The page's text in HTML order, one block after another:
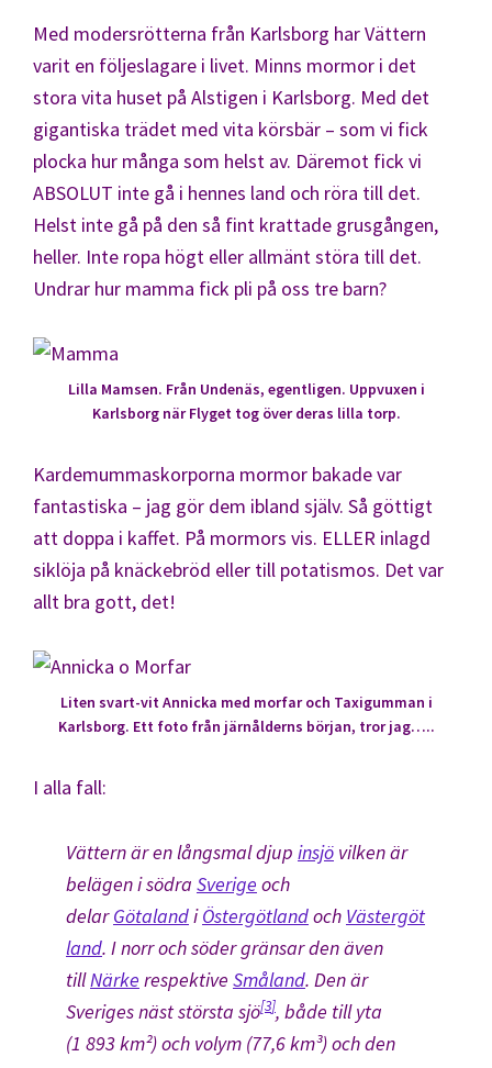
Med modersrötterna från Karlsborg har Vättern
varit en följeslagare i livet. Minns mormor i det
stora vita huset på Alstigen i Karlsborg. Med det
gigantiska trädet med vita körsbär – som vi fick
plocka hur många som helst av. Däremot fick vi
ABSOLUT inte gå i hennes land och röra till det.
Helst inte gå på den så fint krattade grusgången,
heller. Inte ropa högt eller allmänt störa till det.
Undrar hur mamma fick pli på oss tre barn?
Lilla Mamsen. Från Undenäs, egentligen. Uppvuxen i
Karlsborg när Flyget tog över deras lilla torp.
Kardemummaskorporna mormor bakade var
fantastiska – jag gör dem ibland själv. Så göttigt
att doppa i kaffet. På mormors vis. ELLER inlagd
siklöja på knäckebröd eller till potatismos. Det var
allt bra gott, det!
Liten svart-vit Annicka med morfar och Taxigumman i
Karlsborg. Ett foto från järnålderns början, tror jag…..
I alla fall:
Vättern är en långsmal djup insjö vilken är
belägen i södra Sverige och
delarGötalandiÖstergötlandoch Västergöt
land. I norr och söder gränsar den även
tillNärke respektive Småland. Den är
Sveriges näst största sjö[3], både till yta
(1 893 km²) och volym (77,6 km³) och den